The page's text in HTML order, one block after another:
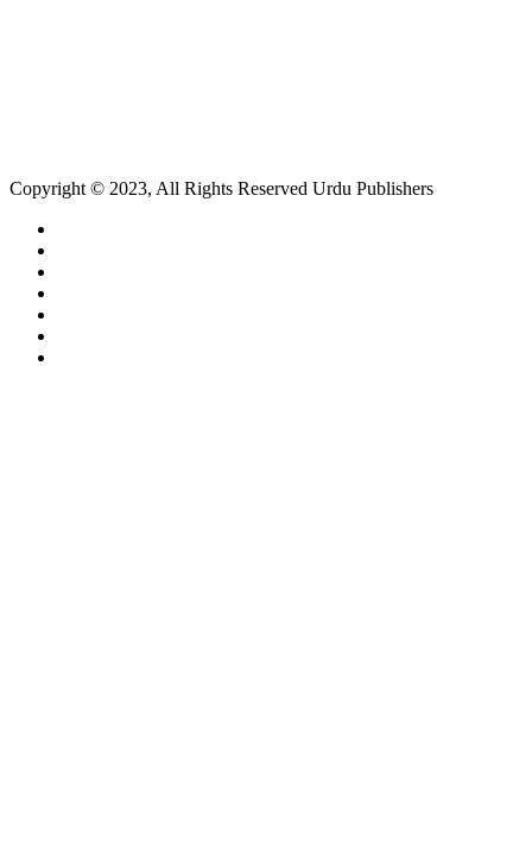
Copyright © 2023, All Rights Reserved Urdu Publishers